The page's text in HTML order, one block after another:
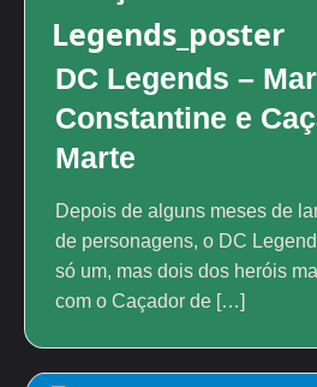
DC Legends –
Constantine e
Marte
Depois de alguns meses de
de personagens, o DC
só um, mas dois dos heróis
com o Caçador de […]